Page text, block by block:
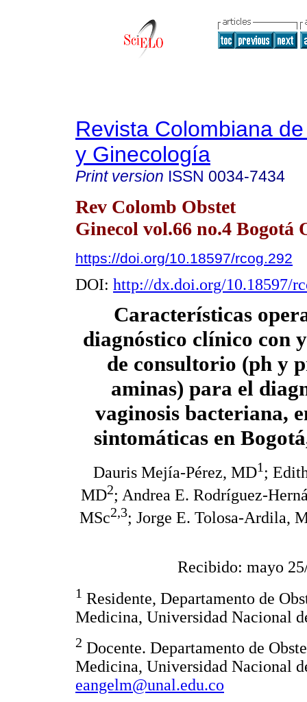
Revista Colombiana
y Ginecología
Print version ISSN 0034-7434
Rev Colomb Obstet
Ginecol vol.66 no.4 Bogotá
https://doi.org/10.18597/rcog.292
DOI: http://dx.doi.org/10.18597/
Características
diagnóstico clínico con
de consultorio (ph y
aminas) para el
vaginosis bacteriana,
sintomáticas en
Dauris Mejía-Pérez, MD1 ;
MD2; Andrea E. Rodríguez-
MSc2,3; Jorge E. Tolosa-Ardila,
Recibido: mayo
1 Residente, Departamento de
Medicina, Universidad Nacional
2 Docente. Departamento de
Medicina, Universidad Nacional
eangelm@unal.edu.co